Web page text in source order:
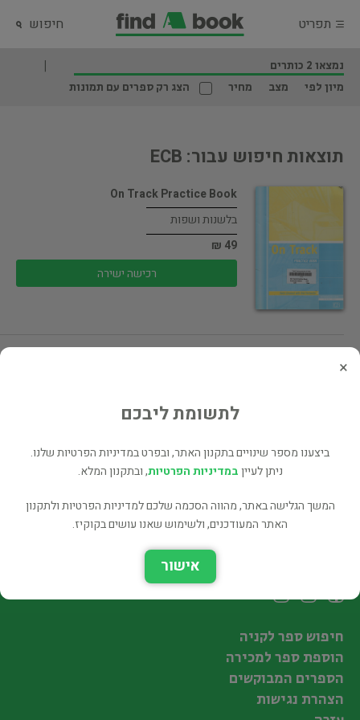
תפריט חיפוש
נמצאו 2 כותרים
מיון לפי
מצב מחיר הצג רק ספרים עם תמונות
תוצאות חיפוש עבור: ECB
On Track Practice Book
בלשנות ושפות
49 ₪
רכישה ישירה
49 ₪
רכישה ישירה
×
לתשומת ליבכם
ביצענו מספר שינויים בתקנון האתר, ובפרט במדיניות הפרטיות שלנו.
ניתן לעייןבמדיניות הפרטיות, ובתקנון המלא.
המשך הגלישה באתר, מהווה הסכמה שלכם למדיניות הפרטיות ולתקנון
האתר המעודכנים, ולשימוש שאנו עושים בקוקיז.
אישור
חיפוש ספר לקניה
הוספת ספר למכירה
הספרים המבוקשים
הצהרת נגישות